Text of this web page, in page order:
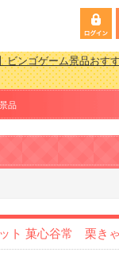
ビンゴゲーム景品おす
ゴルフコンペ景品 3000
い人気ラ…
結婚式の二次会で貰っ
い人気ラ…
品
ト 菓心谷常 栗きゃ